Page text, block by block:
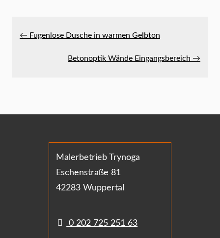
← Fugenlose Dusche in warmen Gelbton
Betonoptik Wände Eingangsbereich →
Malerbetrieb Trynoga
Eschenstraße 81
42283 Wuppertal
0 202 725 251 63